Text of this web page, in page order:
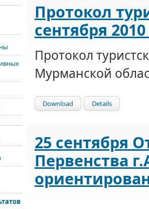
Протокол
сентября 2010
Протокол
Мурманской
Download Details
25 сентября
Первенства